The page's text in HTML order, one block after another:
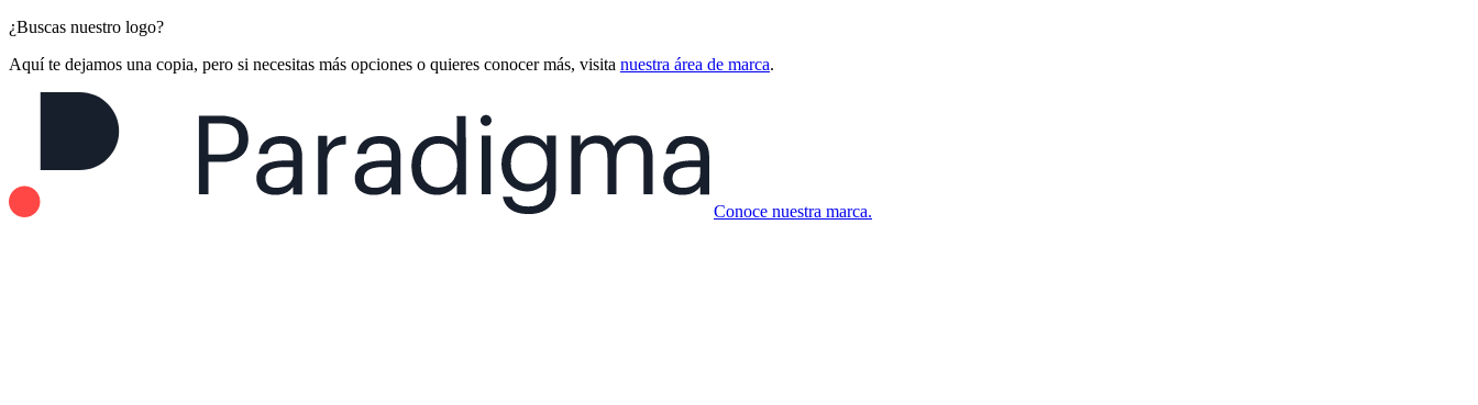
¿Buscas nuestro logo?
Aquí te dejamos una copia, pero si necesitas más opciones o quieres conocer más, visita nuestra área de marca.
Conoce nuestra marca.